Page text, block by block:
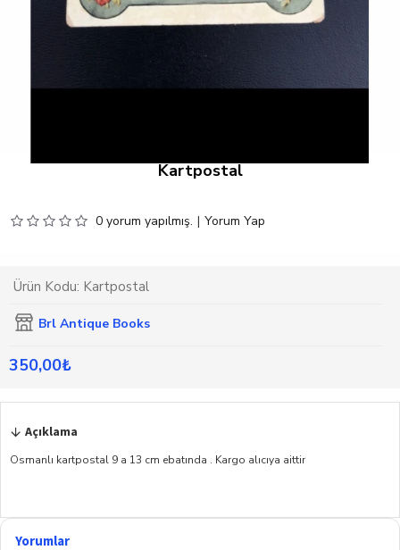
Kartpostal
0 yorum yapılmış. | Yorum Yap
350,00₺
Ürün Kodu: Kartpostal
Brl Antique Books
Açıklama
Osmanlı kartpostal 9 a 13 cm ebatında . Kargo alıcıya aittir
Yorumlar